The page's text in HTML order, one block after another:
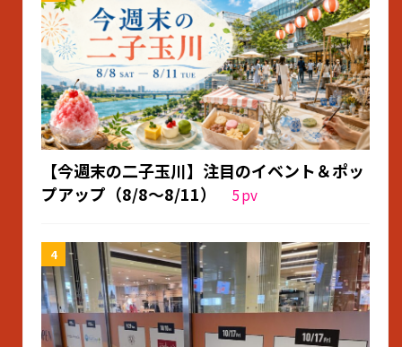
【今週末の二子玉川】注目のイベント＆ポッ
プアップ（8/8〜8/11）
5pv